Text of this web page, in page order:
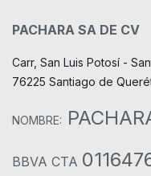
PACHARA SA DE CV
Carr, San Luis Potosí -
76225 Santiago de
NOMBRE:
BBVA CTA